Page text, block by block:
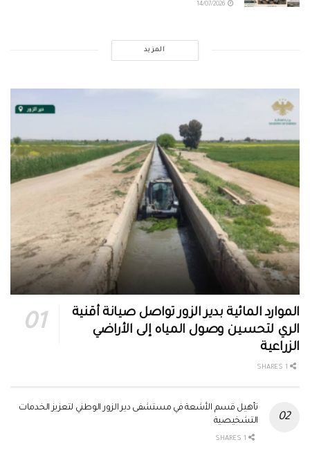
المزيد
الموارد المائية بدير الزور تواصل صيانة أقنية
الري لتحسين وصول المياه إلى الأراضي
الزراعية
تأهيل قسم الأشعة في مستشفى دير الزور الوطني لتعزيز الخدمات
التشخيصية